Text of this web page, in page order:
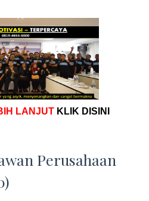
LANJUT KLIK DISINI
Perusahaan